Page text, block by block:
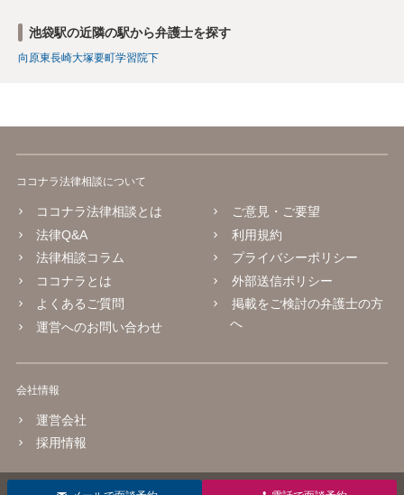
池袋駅の近隣の駅から弁護士を探す
向原東長崎大塚要町学習院下
ココナラ法律相談について
ココナラ法律相談とは
法律Q&A
法律相談コラム
ココナラとは
よくあるご質問
運営へのお問い合わせ
ご意見・ご要望
利用規約
プライバシーポリシー
外部送信ポリシー
掲載をご検討の弁護士の方
へ
会社情報
運営会社
採用情報